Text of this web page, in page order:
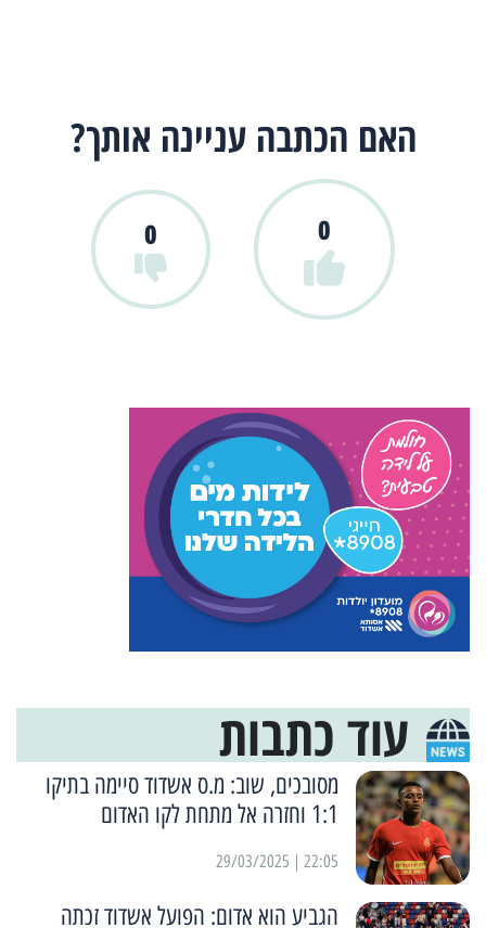
האם הכתבה עניינה אותך?
0
0
עוד כתבות
מסובכים, שוב: מ.ס אשדוד סיימה בתיקו
1:1 וחזרה אל מתחת לקו האדום
22:05 | 29/03/2025
הגביע הוא אדום: הפועל אשדוד זכתה